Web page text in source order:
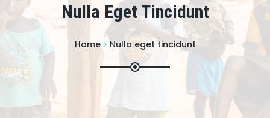
Nulla Eget Tincidunt
Home Nulla eget tincidunt